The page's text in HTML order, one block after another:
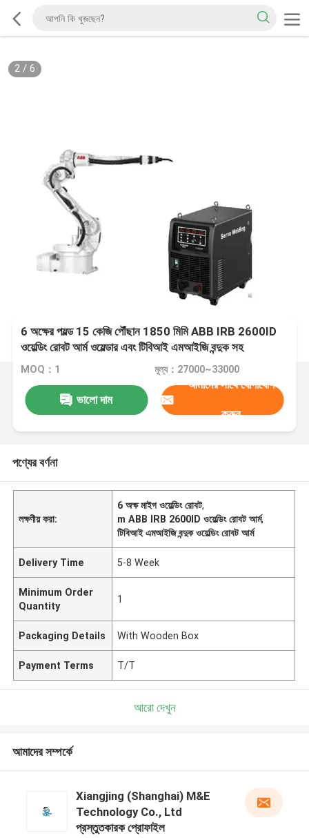
2/ 6
6 অক্ষের পয়ল্ড 15 কেজি পৌঁছান 1850 মিমি ABB IRB 2600ID
ওয়েল্ডিং রোবট আর্ম ওয়েল্ডার এবং টিবিআই এমআইজি বন্দুক সহ
MOQ：1 মূল্য：27000~33000
ভালো দাম
আমাদের সাথে যোগাযোগ
করুন
পণ্যের বর্ণনা
লক্ষণীয় করা:
6 অক্ষ মাইগ ওয়েল্ডিং রোবট,
m ABB IRB 2600ID ওয়েল্ডিং রোবট আর্ম,
টিবিআই এমআইজি বন্দুক ওয়েল্ডিং রোবট আর্ম
Delivery Time 5-8 Week
Minimum Order
Quantity
1
Packaging Details With Wooden Box
Payment Terms T/T
আরো দেখুন
আমাদের সম্পর্কে
Xiangjing (Shanghai) M&E
Technology Co., Ltd
প্রস্তুতকারক প্রোফাইল